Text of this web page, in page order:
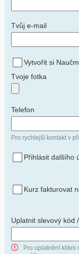
Tvůj e-mail
Vytvořit si
Tvoje fotka
Telefon
Pro rychlejší kontakt v
Přihlásit dalšího
Kurz fakturovat
Uplatnit slevový kód
Pro uplatnění klikni